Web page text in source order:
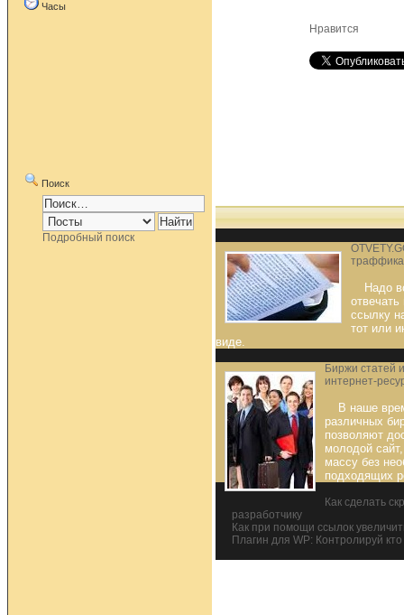
Часы
Поиск
Подробный поиск
Нравится
траффика
Надо
ссылку
тот или
виде.
Биржи статей
интернет-
В наше
различных
позволяют
молодой
массу без
подходящих
Как сделать
разработчику
Как при помощи ссылок
Плагин для WP: Контролируй